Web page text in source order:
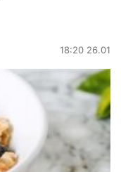
18:20 26.01